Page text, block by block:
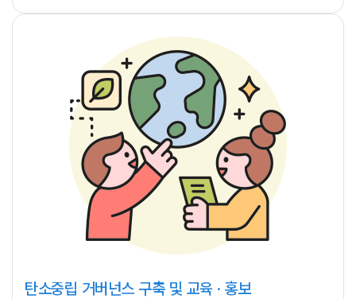
탄소중립 거버넌스 구축 및 교육 · 홍보